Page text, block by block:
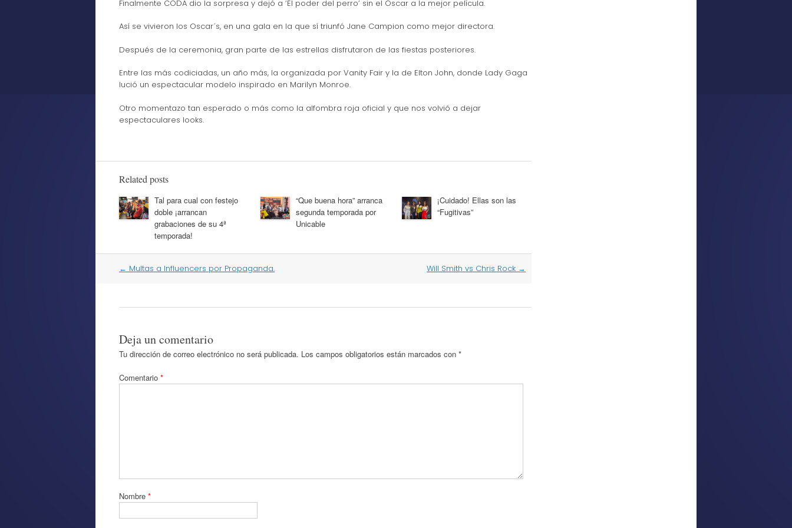
Finalmente CODA dio la sorpresa y dejó a ‘El poder del perro’ sin el Oscar a la mejor película.
Así se vivieron los Oscar´s, en una gala en la que sí triunfó Jane Campion como mejor directora.
Después de la ceremonia, gran parte de las estrellas disfrutaron de las fiestas posteriores.
Entre las más codiciadas, un año más, la organizada por Vanity Fair y la de Elton John, donde Lady Gaga
lució un espectacular modelo inspirado en Marilyn Monroe.
Otro momentazo tan esperado o más como la alfombra roja oficial y que nos volvió a dejar
espectaculares looks.
Related posts
Tal para cual con festejo
doble ¡arrancan
grabaciones de su 4ª
temporada!
“Que buena hora” arranca
segunda temporada por
Unicable
¡Cuidado! Ellas son las
“Fugitivas”
Post
← Multas a Influencers por Propaganda. Will Smith vs Chris Rock →
Deja un comentario
Tu dirección de correo electrónico no será publicada. Los campos obligatorios están marcados con *
Comentario *
Nombre *